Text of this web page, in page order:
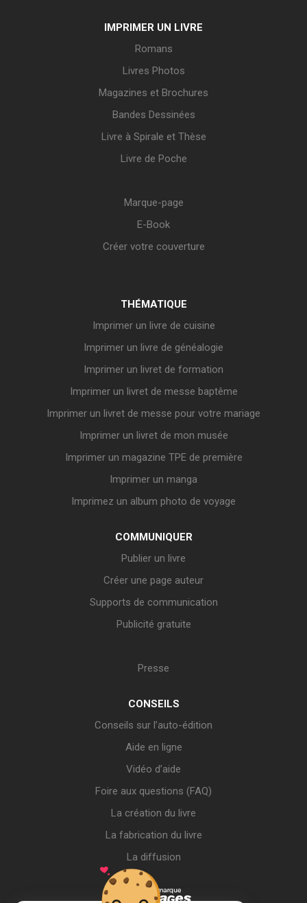
IMPRIMER UN LIVRE
Romans
Livres Photos
Magazines et Brochures
Bandes Dessinées
Livre à Spirale et Thèse
Livre de Poche
Marque-page
E-Book
Créer votre couverture
THÉMATIQUE
Imprimer un livre de cuisine
Imprimer un livre de généalogie
Imprimer un livret de formation
Imprimer un livret de messe baptême
Imprimer un livret de messe pour votre mariage
Imprimer un livret de mon musée
Imprimer un magazine TPE de première
Imprimer un manga
Imprimez un album photo de voyage
COMMUNIQUER
Publier un livre
Créer une page auteur
Supports de communication
Publicité gratuite
Presse
CONSEILS
Conseils sur l’auto-édition
Aide en ligne
Vidéo d’aide
Foire aux questions (FAQ)
La création du livre
La fabrication du livre
La diffusion